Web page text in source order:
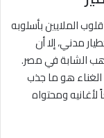
الملايين بأسلوبه
مدني، إلا أن
الشابة في مصر.
الغناء هو ما جذب
لأغانيه ومحتواه